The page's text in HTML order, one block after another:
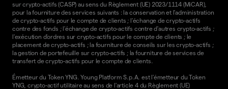
sur crypto-actifs (CASP) au sens du Règlement (UE) 2023/1114 (MiCAR),
pour la fourniture des services suivants : la conservation et l'administration
de crypto-actifs pour le compte de clients ; l'échange de crypto-actifs
contre des fonds ; l'échange de crypto-actifs contre d'autres crypto-actifs ;
l'exécution d'ordres sur crypto-actifs pour le compte de clients ; le
placement de crypto-actifs ; la fourniture de conseils sur les crypto-actifs ;
la gestion de portefeuille sur crypto-actifs ; la fourniture de services de
transfert de crypto-actifs pour le compte de clients.
Émetteur du Token YNG. Young Platform S.p.A. est l'émetteur du Token
YNG, crypto-actif utilitaire au sens de l'article 4 du Règlement (UE)